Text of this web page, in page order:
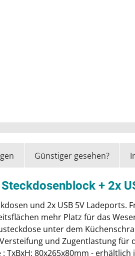
Günstiger gesehen?
+ 2x
und 2x USB 5V
mehr Platz für das
unter dem
und Zugentlastung
TxBxH: 80x265x80mm -